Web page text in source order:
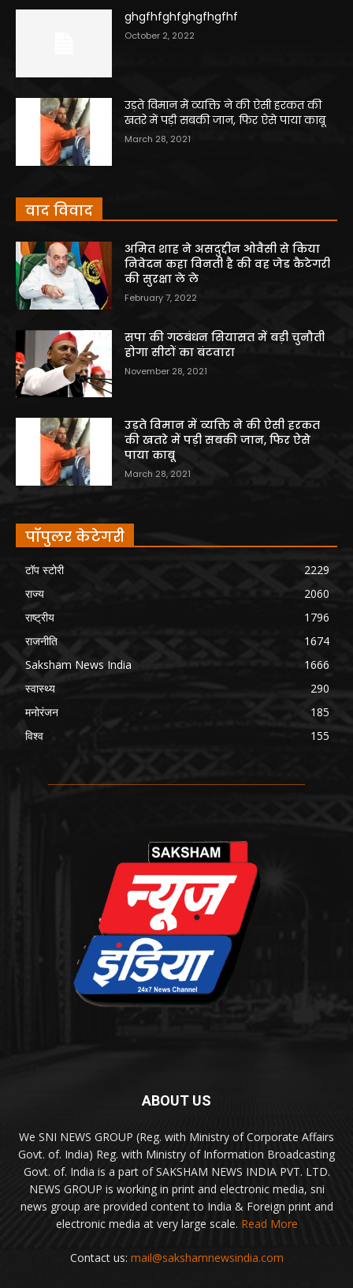
ghgfhfghfghgfhgfhf
October 2, 2022
उड़ते विमान में व्यक्ति ने की ऐसी हरकत की
खतरे में पड़ी सबकी जान, फिर ऐसे पाया काबू
March 28, 2021
वाद विवाद
अमित शाह ने असदुद्दीन ओवैसी से किया
निवेदन कहा विनती है की वह जेड कैटेगरी
की सुरक्षा ले ले
February 7, 2022
सपा की गठबंधन सियासत में बड़ी चुनौती
होगा सीटों का बंटवारा
November 28, 2021
उड़ते विमान में व्यक्ति ने की ऐसी हरकत
की खतरे में पड़ी सबकी जान, फिर ऐसे
पाया काबू
March 28, 2021
पॉपुलर केटेगरी
टॉप स्टोरी
2229
राज्य
2060
राष्ट्रीय
1796
राजनीति
1674
Saksham News India
1666
स्वास्थ्य
290
मनोरंजन
185
विश्व
155
ABOUT US
We SNI NEWS GROUP (Reg. with Ministry of Corporate Affairs
Govt. of. India) Reg. with Ministry of Information Broadcasting
Govt. of. India is a part of SAKSHAM NEWS INDIA PVT. LTD.
NEWS GROUP is working in print and electronic media, sni
news group are provided content to India & Foreign print and
electronic media at very large scale. Read More
Contact us: mail@sakshamnewsindia.com